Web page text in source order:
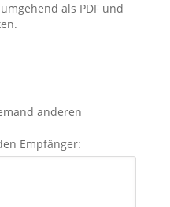
als PDF und
anderen
Empfänger: